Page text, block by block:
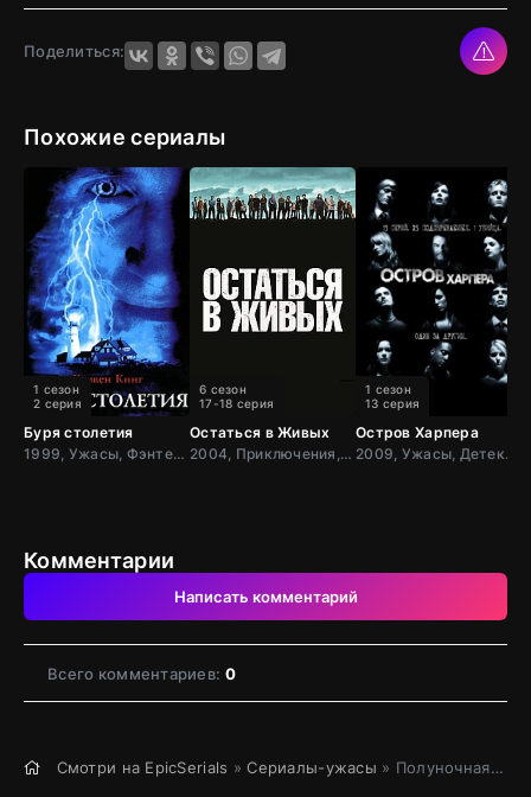
Поделиться:
Похожие сериалы
Буря столетия
1999, Ужасы, Фэнтези, Триллер, Драма, Канада,
1 сезон
2 серия
Остаться в Живых
2004, Приключения, Фантастика, Фэнтези, Детектив, Триллер, Зарубежный, Драма, США
6 сезон
17-18 серия
Остров Харпера
2009, Ужасы, Детектив, Триллер, Драма, США
1 сезон
13 серия
Комментарии
Написать комментарий
Всего комментариев: 0
Смотри на EpicSerials »Сериалы-ужасы » Полуночная месса